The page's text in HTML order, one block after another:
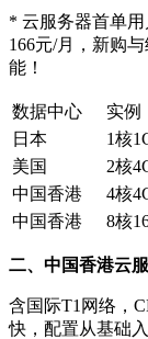
* 云服务器首单
166元/月，新购
能！
数据中心 实例
日本
1核
美国
2核
中国香港
4核
中国香港
8核
二、中国香港云
含国际T1网络，
快，配置从基础